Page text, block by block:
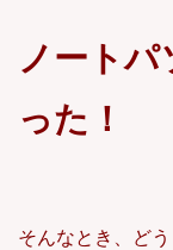
ノートパ
った！
そんなとき、ど